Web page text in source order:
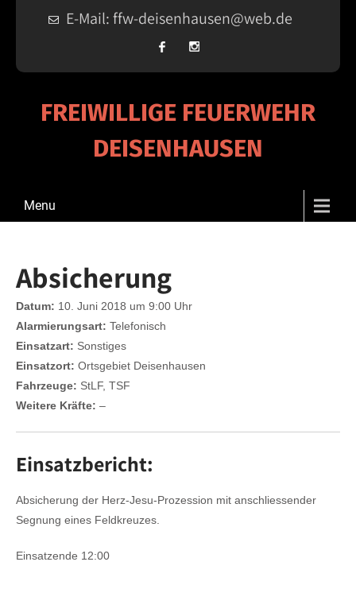
E-Mail: ffw-deisenhausen@web.de
FREIWILLIGE FEUERWEHR
DEISENHAUSEN
Menu
Absicherung
Datum: 10. Juni 2018 um 9:00 Uhr
Alarmierungsart: Telefonisch
Einsatzart: Sonstiges
Einsatzort: Ortsgebiet Deisenhausen
Fahrzeuge: StLF, TSF
Weitere Kräfte: –
Einsatzbericht:
Absicherung der Herz-Jesu-Prozession mit anschliessender
Segnung eines Feldkreuzes.
Einsatzende 12:00